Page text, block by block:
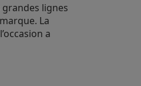
lignes
La
a